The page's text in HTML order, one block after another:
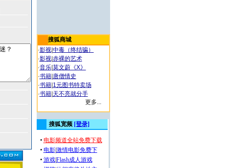
搜狐商城
·影视| 中毒（终结骗）
·影视| 赤裸的艺术
·音乐| 莫文蔚《X》
·书籍| 唐僧情史
·书籍| 1元图书特卖场
·书籍| 天不亮就分手
更多...